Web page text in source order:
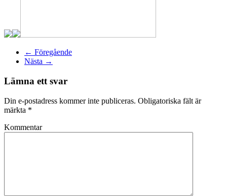
← Föregående
Nästa →
Lämna ett svar
Din e-postadress kommer inte publiceras. Obligatoriska fält är
märkta *
Kommentar